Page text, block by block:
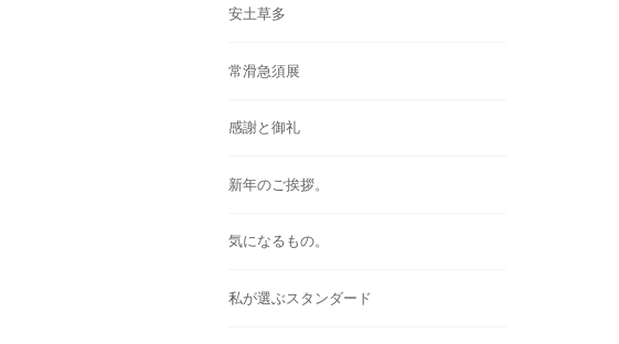
安土草多
常滑急須展
感謝と御礼
新年のご挨拶。
気になるもの。
私が選ぶスタンダード